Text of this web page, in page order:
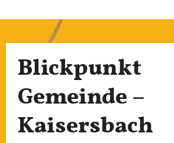
Blickpunkt
Gemeinde –
Kaisersbach